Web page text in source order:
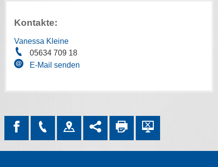
Kontakte:
Vanessa Kleine
05634 709 18
E-Mail senden